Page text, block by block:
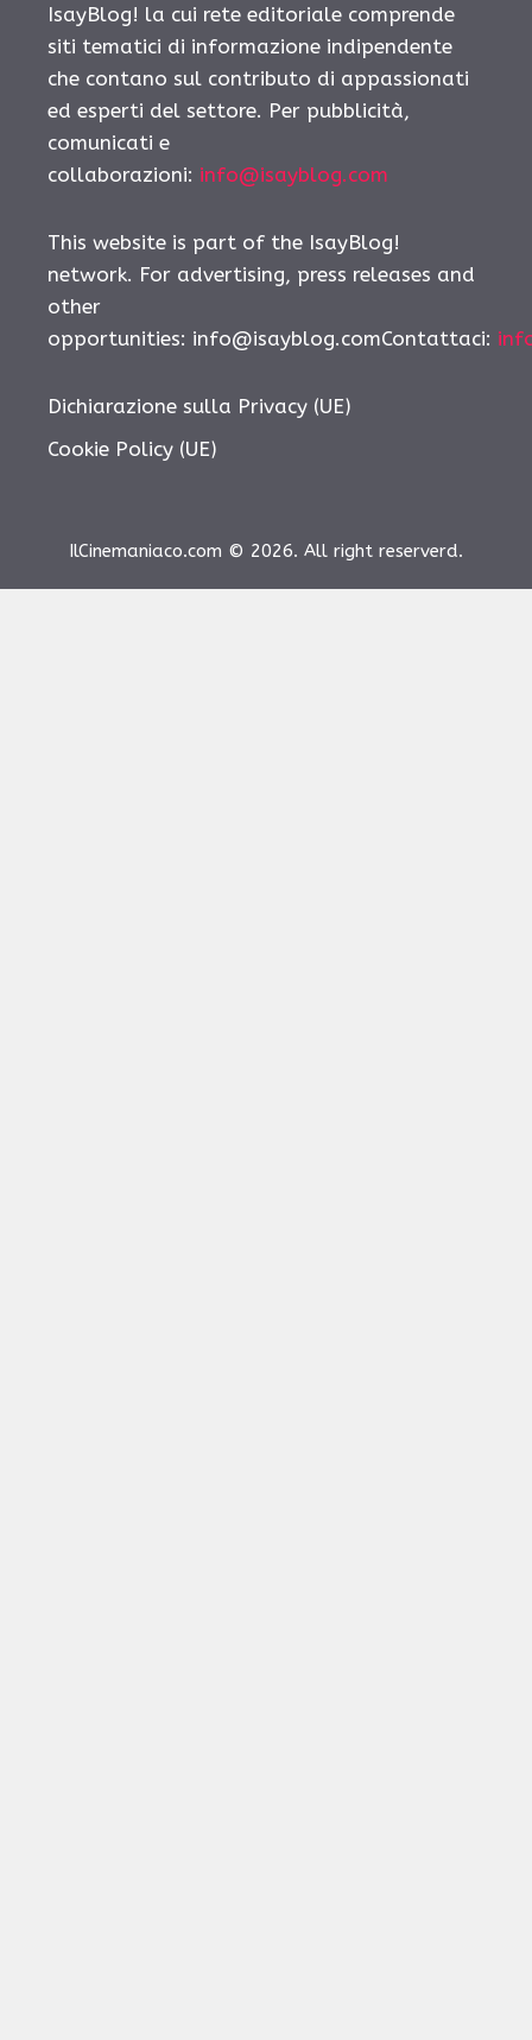
IsayBlog! la cui rete editoriale comprende
siti tematici di informazione indipendente
che contano sul contributo di appassionati
ed esperti del settore. Per pubblicità,
comunicati e
collaborazioni: info@isayblog.com
This website is part of the IsayBlog!
network. For advertising, press releases and
other
opportunities: info@isayblog.comContattaci:
Dichiarazione sulla Privacy (UE)
Cookie Policy (UE)
IlCinemaniaco.com © 2026. All right reserverd.